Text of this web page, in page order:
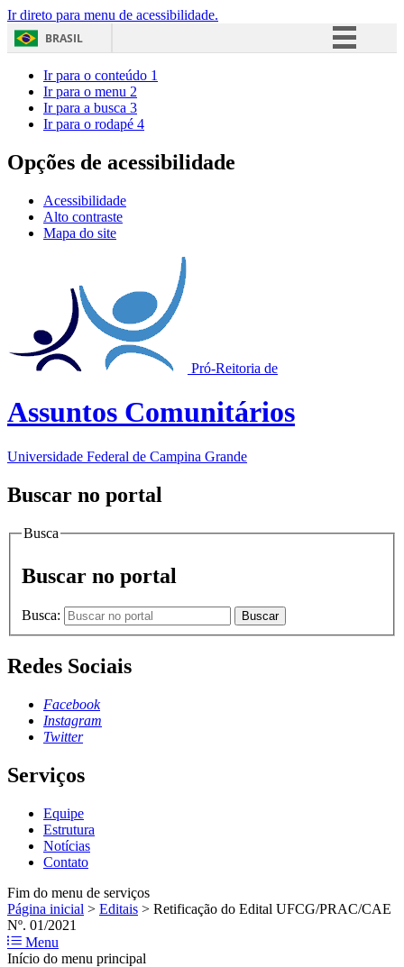
Ir direto para menu de acessibilidade.
BRASIL
Acesso à informação
Ir para o conteúdo 1
Ir para o menu 2
Ir para a busca 3
Ir para o rodapé 4
Opções de acessibilidade
Acessibilidade
Alto contraste
Mapa do site
Pró-Reitoria de
Assuntos Comunitários
Universidade Federal de Campina Grande
Buscar no portal
Busca
Buscar no portal
Busca: Buscar
Redes Sociais
Facebook
Instagram
Twitter
Serviços
Equipe
Estrutura
Notícias
Contato
Fim do menu de serviços
Página inicial > Editais > Retificação do Edital UFCG/PRAC/CAE
Nº. 01/2021
Menu
Início do menu principal